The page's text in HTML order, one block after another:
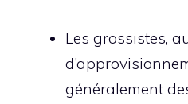
Les grossistes,
généralement